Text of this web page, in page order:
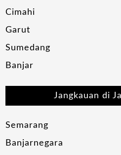
Cimahi
Garut
Sumedang
Banjar
Jangkauan di
Semarang
Banjarnegara